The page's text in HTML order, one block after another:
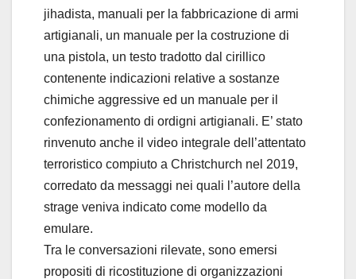
jihadista, manuali per la fabbricazione di armi
artigianali, un manuale per la costruzione di
una pistola, un testo tradotto dal cirillico
contenente indicazioni relative a sostanze
chimiche aggressive ed un manuale per il
confezionamento di ordigni artigianali. E’ stato
rinvenuto anche il video integrale dell’attentato
terroristico compiuto a Christchurch nel 2019,
corredato da messaggi nei quali l’autore della
strage veniva indicato come modello da
emulare.
Tra le conversazioni rilevate, sono emersi
propositi di ricostituzione di organizzazioni